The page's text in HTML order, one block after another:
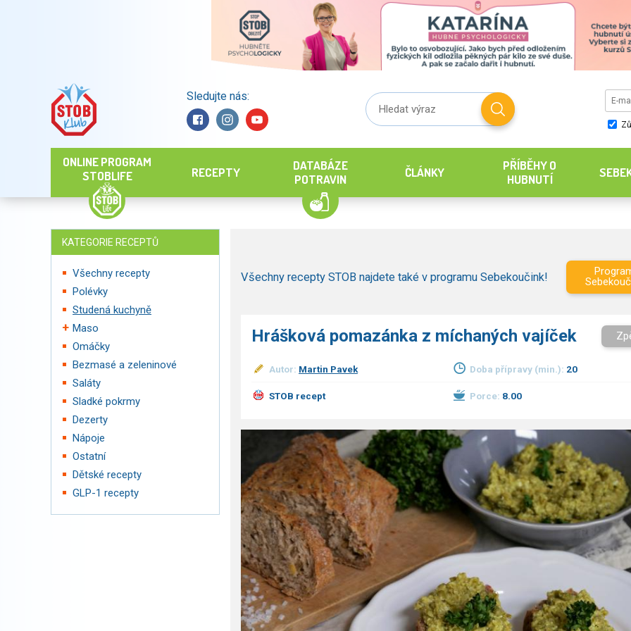
Sledujte nás:
ONLINE PROGRAM
STOBLIFE
RECEPTY
DATABÁZE
POTRAVIN
ČLÁNKY
PŘÍBĚHY O
HUBNUTÍ
KATEGORIE RECEPTŮ
Všechny recepty
Polévky
Studená kuchyně
Maso
Omáčky
Bezmasé a zeleninové
Saláty
Sladké pokrmy
Dezerty
Nápoje
Ostatní
Dětské recepty
GLP-1 recepty
Všechny recepty STOB najdete také v programu Sebekoučink!
Hrášková pomazánka z míchaných vajíček
Autor: Martin Pavek Doba přípravy (min.): 20
STOB recept Porce: 8.00